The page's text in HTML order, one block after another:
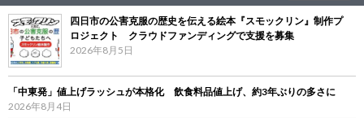
四日市の公害克服の歴史を伝える絵本『スモックリン』制作プ
ロジェクト クラウドファンディングで支援を募集
2026年8月5日
「中東発」値上げラッシュが本格化 飲食料品値上げ、約3年ぶりの多さに
2026年8月4日